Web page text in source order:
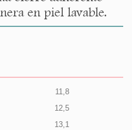
en piel lavable.
11,8
12,5
13,1